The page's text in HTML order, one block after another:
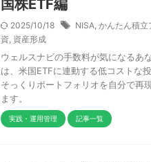
国株ETF編
2025/10/18 NISA, かんたん積立
資, 資産形成
ウェルスナビの手数料が気になるあ
は、米国ETFに連動する低コストな
そっくりポートフォリオを自分で再
ます。
実践・運用管理 記事一覧